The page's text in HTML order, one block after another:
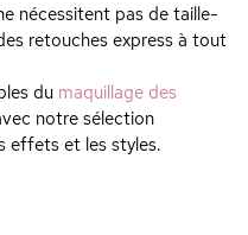
nécessitent pas de taille-
retouches express à tout
du maquillage des
notre sélection
effets et les styles.